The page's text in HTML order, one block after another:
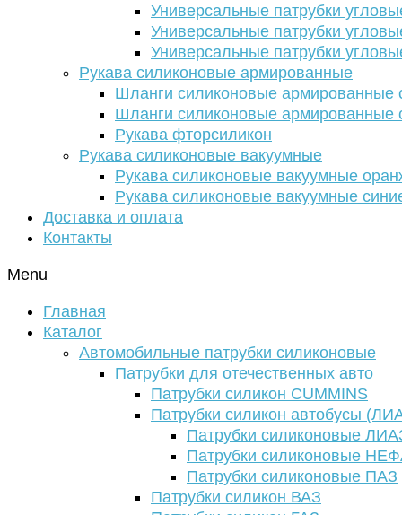
Универсальные патрубки
Универсальные патрубки
Универсальные патрубки
Рукава силиконовые армированные
Шланги силиконовые армированные
Шланги силиконовые армированные
Рукава фторсиликон
Рукава силиконовые вакуумные
Рукава силиконовые вакуумные
Рукава силиконовые вакуумные
Доставка и оплата
Контакты
Menu
Главная
Каталог
Автомобильные патрубки силиконовые
Патрубки для отечественных авто
Патрубки силикон CUMMINS
Патрубки силикон автобусы
Патрубки силиконовые
Патрубки силиконовые
Патрубки силиконовые ПАЗ
Патрубки силикон ВАЗ